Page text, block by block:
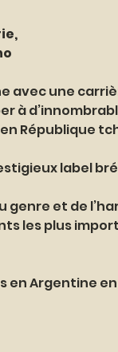
avec une
à
République
label
et de
les plus
en Argentine